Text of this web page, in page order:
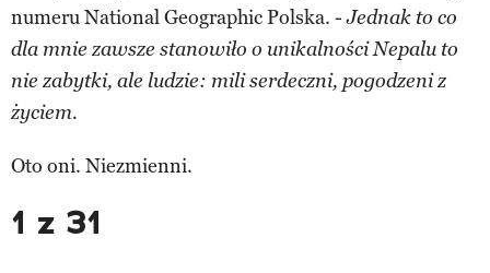
numeru National Geographic Polska. -Jednak to co
dla mnie zawsze stanowiło o unikalności Nepalu to
nie zabytki, ale ludzie: mili serdeczni, pogodzeni z
życiem.
Oto oni. Niezmienni.
1 z 31